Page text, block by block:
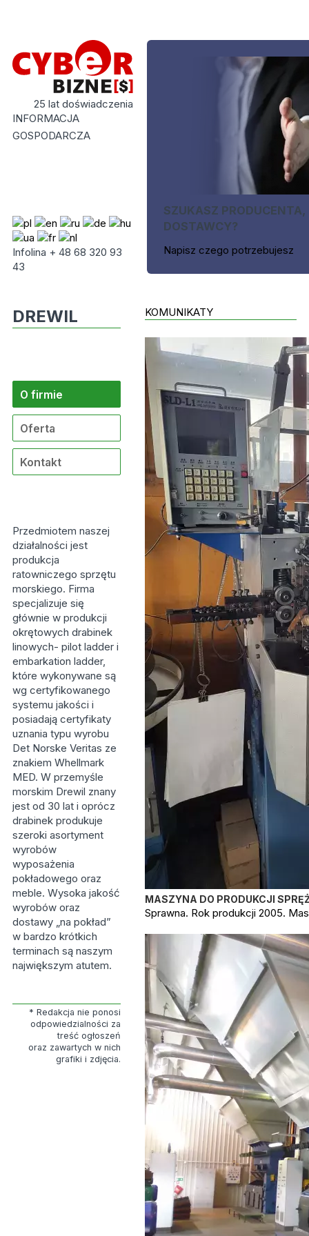
25 lat doświadczenia
INFORMACJA
GOSPODARCZA
Infolina + 48 68 320 93
43
SZUKASZ PRODUCENTA,
DOSTAWCY?
Napisz czego potrzebujesz
DREWIL
O firmie
Oferta
Kontakt
Przedmiotem naszej
działalności jest
produkcja
ratowniczego sprzętu
morskiego. Firma
specjalizuje się
głównie w produkcji
okrętowych drabinek
linowych- pilot ladder i
embarkation ladder,
które wykonywane są
wg certyfikowanego
systemu jakości i
posiadają certyfikaty
uznania typu wyrobu
Det Norske Veritas ze
znakiem Whellmark
MED. W przemyśle
morskim Drewil znany
jest od 30 lat i oprócz
drabinek produkuje
szeroki asortyment
wyrobów
wyposażenia
pokładowego oraz
meble. Wysoka jakość
wyrobów oraz
dostawy „na pokład”
w bardzo krótkich
terminach są naszym
największym atutem.
* Redakcja nie ponosi
odpowiedzialności za
treść ogłoszeń
oraz zawartych w nich
grafiki i zdjęcia.
KOMUNIKATY
MASZYNA DO PRODUKCJI
Sprawna. Rok produkcji 2005.